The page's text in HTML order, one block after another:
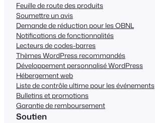
Feuille de route des produits
Soumettre un avis
Demande de réduction pour les OBNL
Notifications de fonctionnalités
Lecteurs de codes-barres
Thèmes WordPress recommandés
Développement personnalisé WordPress
Hébergement web
Liste de contrôle ultime pour les événements
Bulletins et promotions
Garantie de remboursement
Soutien